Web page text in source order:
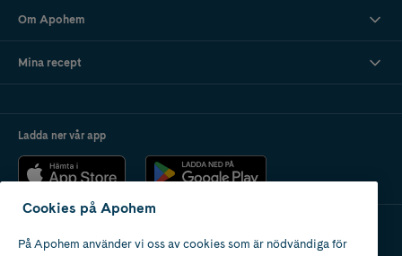
Om Apohem
Mina recept
Ladda ner vår app
Apotek med tillstånd
Cookies på Apohem
På Apohem använder vi oss av cookies som är nödvändiga för